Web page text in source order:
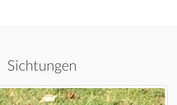
Sichtungen